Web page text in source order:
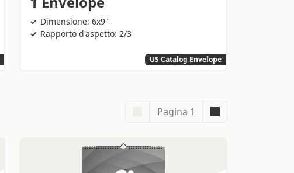
Dimensione: 6x9"
Rapporto d'aspetto: 2/3
US Catalog Envelope
Pagina 1